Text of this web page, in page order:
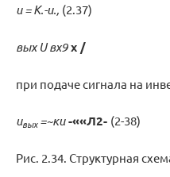
и = К.-и., (2.37)
вых U вх9х /
при подаче сигнала на
ивых=~ки-««Л2- (2-38)
Рис. 2.34. Структурная